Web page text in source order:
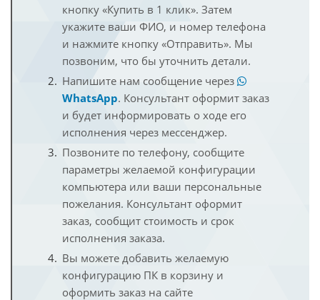
кнопку «Купить в 1 клик». Затем
укажите ваши ФИО, и номер телефона
и нажмите кнопку «Отправить». Мы
позвоним, что бы уточнить детали.
Напишите нам сообщение через
WhatsApp. Консультант оформит заказ
и будет информировать о ходе его
исполнения через мессенджер.
Позвоните по телефону, сообщите
параметры желаемой конфигурации
компьютера или ваши персональные
пожелания. Консультант оформит
заказ, сообщит стоимость и срок
исполнения заказа.
Вы можете добавить желаемую
конфигурацию ПК в корзину и
оформить заказ на сайте